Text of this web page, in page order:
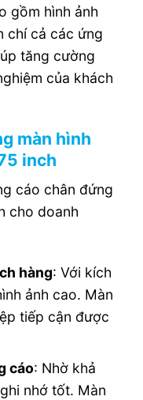
gồm hình ảnh
chí cả các ứng
tăng cường
của khách
màn hình
inch
cáo chân đứng
cho doanh
hàng: Với kích
ảnh cao. Màn
tiếp cận được
cáo: Nhờ khả
nhớ tốt. Màn